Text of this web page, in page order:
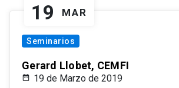
19 MAR
Seminarios
Gerard Llobet, CEMFI
19 de Marzo de 2019